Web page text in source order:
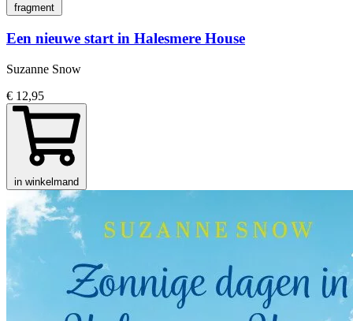
fragment
Een nieuwe start in Halesmere House
Suzanne Snow
€ 12,95
in winkelmand